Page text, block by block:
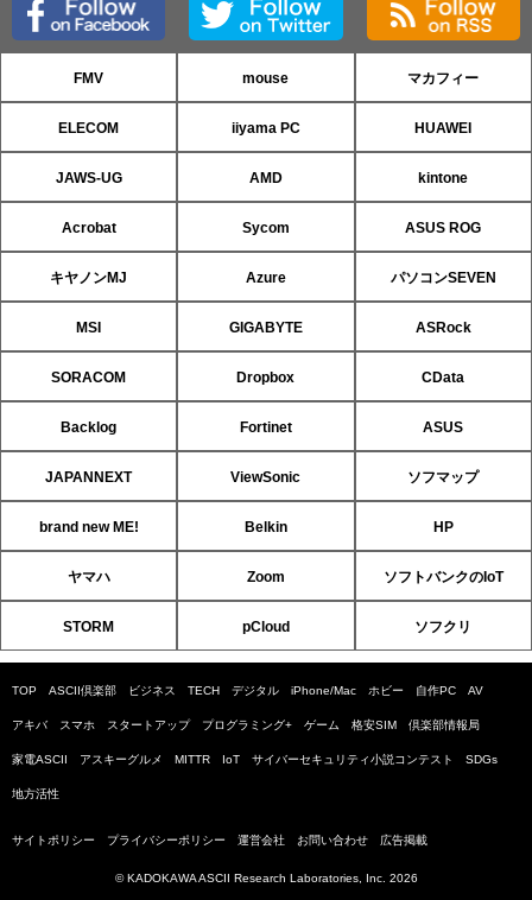
FMV mouse マカフィー
ELECOM iiyama PC HUAWEI
JAWS-UG AMD kintone
Acrobat Sycom ASUS ROG
キヤノンMJ Azure パソコンSEVEN
MSI GIGABYTE ASRock
SORACOM Dropbox CData
Backlog Fortinet ASUS
JAPANNEXT ViewSonic ソフマップ
brand new ME! Belkin HP
ヤマハ Zoom ソフトバンクのIoT
STORM pCloud ソフクリ
TOP ASCII倶楽部 ビジネス TECH デジタル iPhone/Mac ホビー 自作PC AV
アキバ スマホ スタートアップ プログラミング+ ゲーム 格安SIM 倶楽部情報局
家電ASCII アスキーグルメ MITTR IoT サイバーセキュリティ小説コンテスト SDGs
地方活性
サイトポリシー プライバシーポリシー 運営会社 お問い合わせ 広告掲載
© KADOKAWA ASCII Research Laboratories, Inc. 2026